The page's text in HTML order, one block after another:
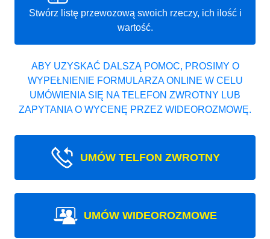
Stwórz listę przewozową swoich rzeczy, ich ilość i
wartość.
ABY UZYSKAĆ DALSZĄ POMOC, PROSIMY O
WYPEŁNIENIE FORMULARZA ONLINE W CELU
UMÓWIENIA SIĘ NA TELEFON ZWROTNY LUB
ZAPYTANIA O WYCENĘ PRZEZ WIDEOROZMOWĘ.
UMÓW TELFON ZWROTNY
UMÓW WIDEOROZMOWE